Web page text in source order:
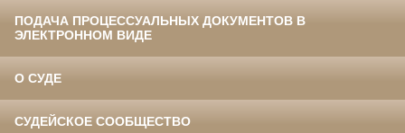
ПОДАЧА ПРОЦЕССУАЛЬНЫХ ДОКУМЕНТОВ В
ЭЛЕКТРОННОМ ВИДЕ
О СУДЕ
СУДЕЙСКОЕ СООБЩЕСТВО